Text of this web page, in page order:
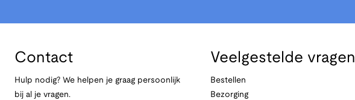
Contact
Hulp nodig? We helpen je graag persoonlijk
bij al je vragen.
Veelgestelde vragen
Bestellen
Bezorging